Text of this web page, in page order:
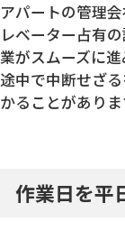
アパートの管理
レベーター占有
業がスムーズに進
途中で中断せざ
かることがありま
作業日を平